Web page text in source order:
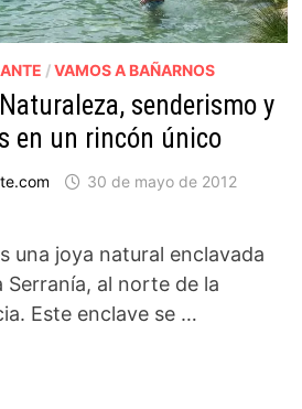
/VAMOS A BAÑARNOS
senderismo y
en un rincón único
30 de mayo de 2012
una joya natural enclavada
Serranía, al norte de la
Este enclave se …